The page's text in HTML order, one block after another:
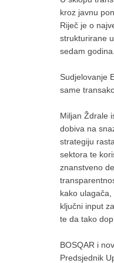
kroz javnu
Riječ je o
strukturirane
sedam godina.
Sudjelovanje
same
Miljan Ždrale
dobiva na
strategiju
sektora te
znanstveno
kako
ključni input
te da tako
BOSQAR i
Predsjednik